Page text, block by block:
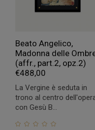
Beato Angelico,
Madonna delle
(affr., part.2, opz.2)
€488,00
La Vergine è seduta in
trono al centro
con Gesù B...